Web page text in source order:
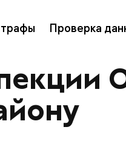
Проверка